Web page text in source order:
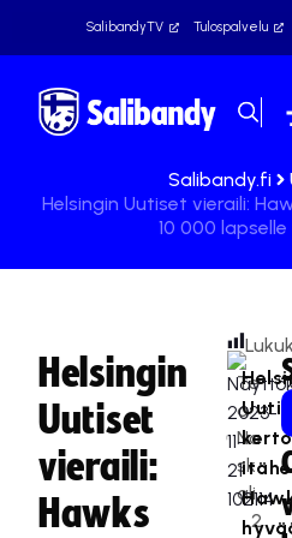
SalibandyTV Tulospalvelu
Salibandy.fi
Helsingin Uutiset vieraili:
10 000
Helsingin
Uutiset
vieraili:
Hawks
Te
a
Na
sk
ali
2